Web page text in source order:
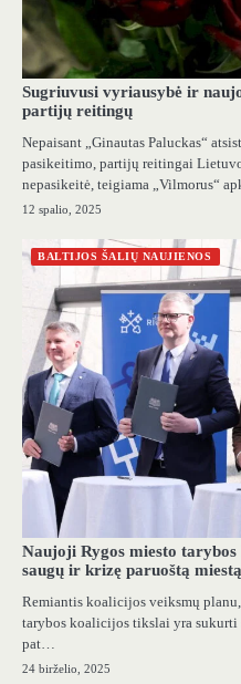
Sugriuvusi vyriausybė ir
partijų reitingų
Nepaisant „Ginautas Paluckas“
pasikeitimo, partijų reitingai
nepasikeitė, teigiama „Vilmorus“
12 spalio, 2025
BALTIJOS ŠALIŲ NAUJIENOS
Naujoji Rygos miesto
saugų ir krizę paruoštą miestą
Remiantis koalicijos veiksmų
tarybos koalicijos tikslai yra sukurti
pat…
24 birželio, 2025